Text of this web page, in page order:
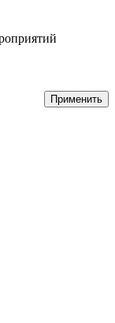
Применить